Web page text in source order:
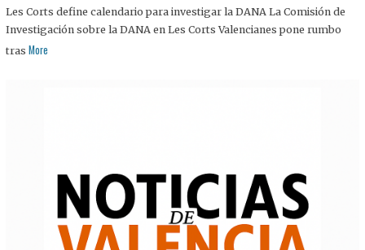
Les Corts define calendario para investigar la DANA La Comisión de
Investigación sobre la DANA en Les Corts Valencianes pone rumbo
tras More